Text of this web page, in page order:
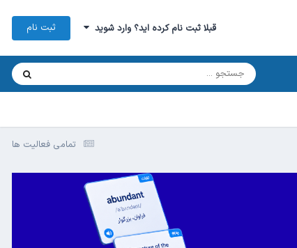
قبلا ثبت نام کرده اید؟ وارد شوید ثبت نام
تمامی فعالیت ها